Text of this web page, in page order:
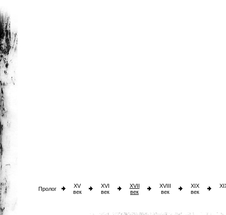
Пролог
XV
век
XVI
век
XVII
век
XVIII
век
XIX
век